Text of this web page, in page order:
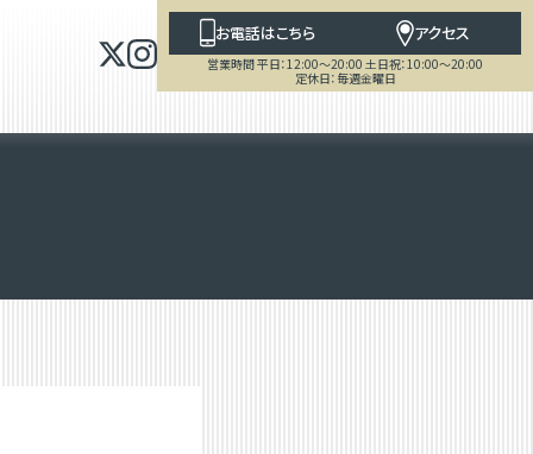
お電話はこちら アクセス
営業時間 平日：12:00～20:00 土日祝：10:00～20:00
定休日：毎週金曜日